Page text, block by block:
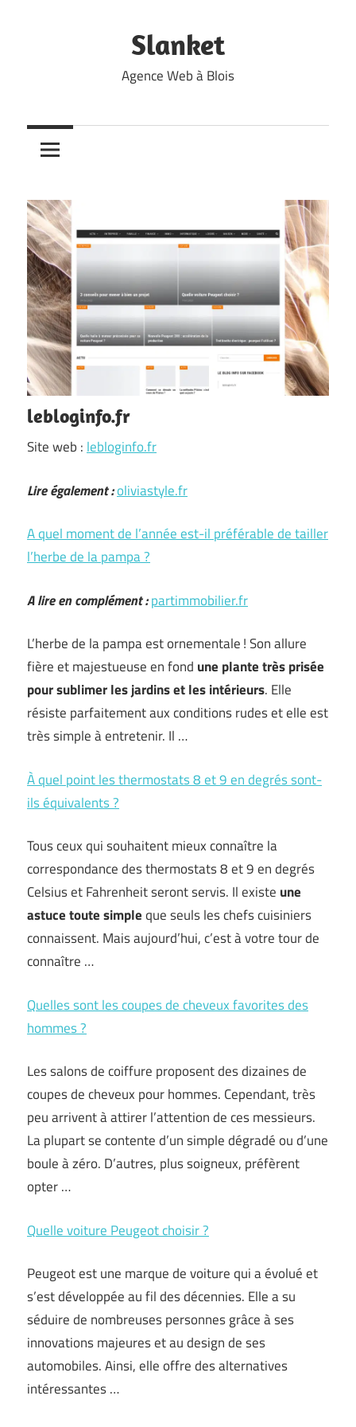
Slanket
Agence Web à Blois
lebloginfo.fr
Site web : lebloginfo.fr
Lire également :oliviastyle.fr
A quel moment de l’année est-il préférable de tailler
l’herbe de la pampa ?
A lire en complément :partimmobilier.fr
L’herbe de la pampa est ornementale ! Son allure
fière et majestueuse en fond une plante très prisée
pour sublimer les jardins et les intérieurs. Elle
résiste parfaitement aux conditions rudes et elle est
très simple à entretenir. Il …
À quel point les thermostats 8 et 9 en degrés sont-
ils équivalents ?
Tous ceux qui souhaitent mieux connaître la
correspondance des thermostats 8 et 9 en degrés
Celsius et Fahrenheit seront servis. Il existe une
astuce toute simpleque seuls les chefs cuisiniers
connaissent. Mais aujourd’hui, c’est à votre tour de
connaître …
Quelles sont les coupes de cheveux favorites des
hommes ?
Les salons de coiffure proposent des dizaines de
coupes de cheveux pour hommes. Cependant, très
peu arrivent à attirer l’attention de ces messieurs.
La plupart se contente d’un simple dégradé ou d’une
boule à zéro. D’autres, plus soigneux, préfèrent
opter …
Quelle voiture Peugeot choisir ?
Peugeot est une marque de voiture qui a évolué et
s’est développée au fil des décennies. Elle a su
séduire de nombreuses personnes grâce à ses
innovations majeures et au design de ses
automobiles. Ainsi, elle offre des alternatives
intéressantes …